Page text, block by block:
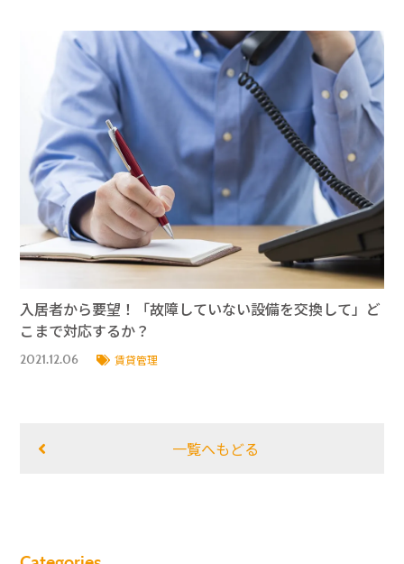
入居者から要望！「故障していない設備を交換して」ど
こまで対応するか？
2021.12.06 賃貸管理
一覧へもどる